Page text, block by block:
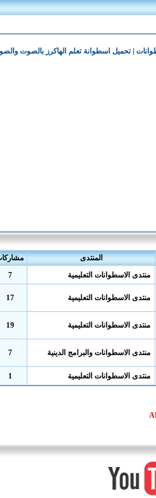
|تحميل اسطوانة تعلم الهاكرز بالصوت
المنتدى
منتدى الاسطوانات التعليمية 7
منتدى الاسطوانات التعليمية 17
منتدى الاسطوانات التعليمية 19
منتدى الاسطوانات والبرامج الدينية 7
منتدى الاسطوانات التعليمية 1